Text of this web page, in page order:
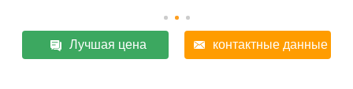
Лучшая цена контактные данные